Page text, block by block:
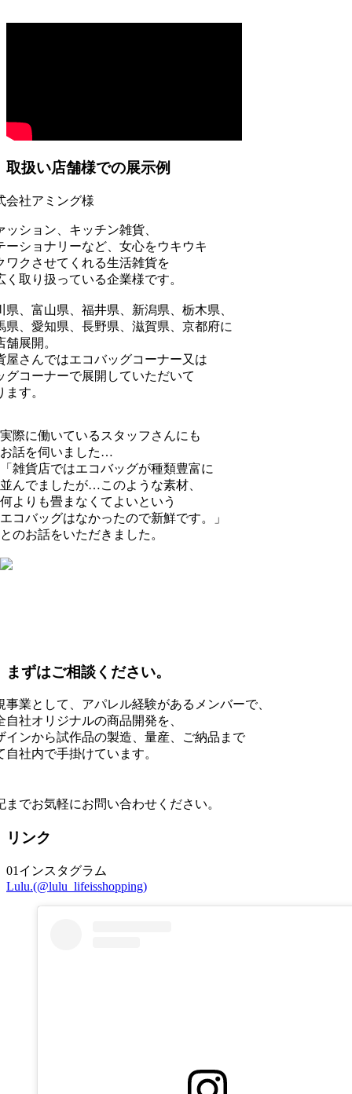
取扱い店舗様での展示例
会社アミング様
ッション、キッチン雑貨、
ーショナリーなど、女心をウキウキ
ワクさせてくれる生活雑貨を
く取り扱っている企業様です。
県、富山県、福井県、新潟県、栃木県、
県、愛知県、長野県、滋賀県、京都府に
舗展開。
屋さんではエコバッグコーナー又は
グコーナーで展開していただいて
ます。
実際に働いているスタッフさんにも
お話を伺いました…
「雑貨店ではエコバッグが種類豊富に
並んでましたが…このような素材、
何よりも畳まなくてよいという
エコバッグはなかったので新鮮です。」
とのお話をいただきました。
まずはご相談ください。
事業として、アパレル経験があるメンバーで、
自社オリジナルの商品開発を、
インから試作品の製造、量産、ご納品まで
自社内で手掛けています。
までお気軽にお問い合わせください。
リンク
01 インスタグラム
Lulu.(@lulu_lifeisshopping)